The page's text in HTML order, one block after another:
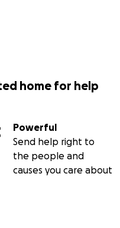
home for help
Powerful
Send help right to
the people and
causes you care about